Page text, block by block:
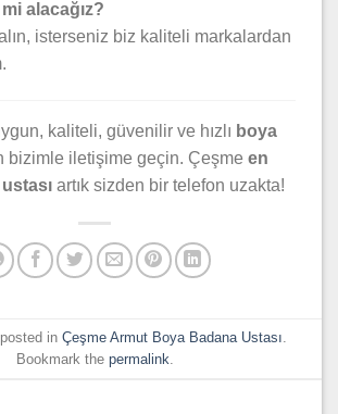
alacağız?
isterseniz biz kaliteli markalardan
kaliteli, güvenilir ve hızlı boya
bizimle iletişime geçin. Çeşme en
artık sizden bir telefon uzakta!
in Çeşme Armut Boya Badana Ustası
Bookmark the permalink